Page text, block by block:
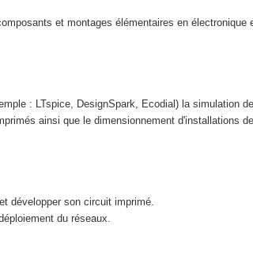
et montages élémentaires en électronique
: LTspice, DesignSpark, Ecodial) la simulation
ainsi que le dimensionnement d'installations
développer son circuit imprimé.
du réseaux.